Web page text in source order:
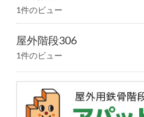
1件のビュー
屋外階段306
1件のビュー